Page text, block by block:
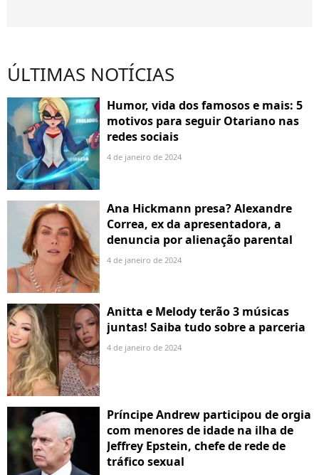
ÚLTIMAS NOTÍCIAS
Humor, vida dos famosos e mais: 5
motivos para seguir Otariano nas
redes sociais
4 de janeiro de 2024
Ana Hickmann presa? Alexandre
Correa, ex da apresentadora, a
denuncia por alienação parental
4 de janeiro de 2024
Anitta e Melody terão 3 músicas
juntas! Saiba tudo sobre a parceria
4 de janeiro de 2024
Príncipe Andrew participou de orgia
com menores de idade na ilha de
Jeffrey Epstein, chefe de rede de
tráfico sexual